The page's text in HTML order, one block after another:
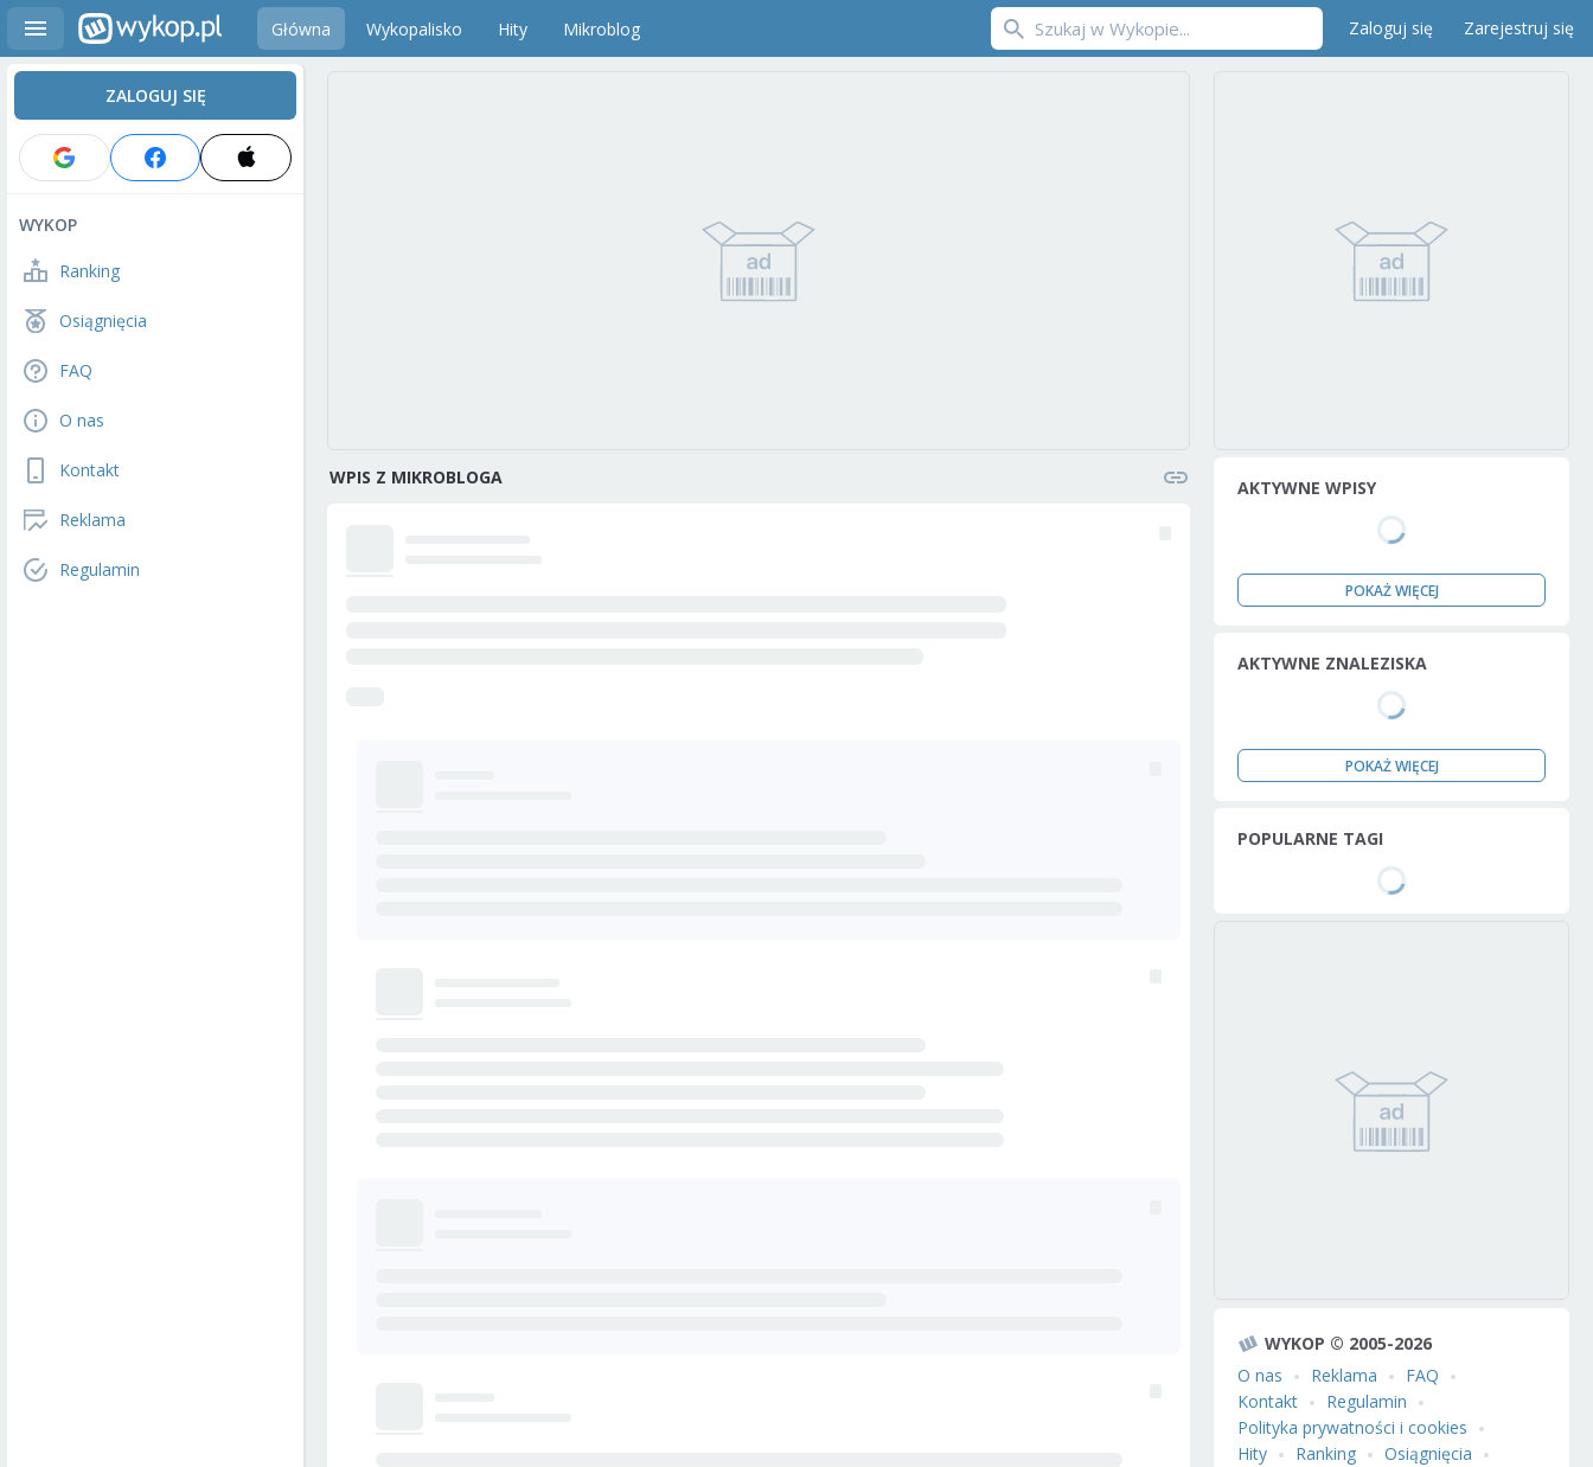
Główna Wykopalisko Hity Mikroblog Zaloguj się Zarejestruj się
ZALOGUJ SIĘ
WYKOP
Ranking
Osiągnięcia
FAQ
O nas
Kontakt
Reklama
Regulamin
WPIS Z MIKROBLOGA AKTYWNE WPISY
POKAŻ WIĘCEJ
AKTYWNE ZNALEZISKA
POKAŻ WIĘCEJ
POPULARNE TAGI
WYKOP © 2005-2026
O nas
Reklama
FAQ
Kontakt
Regulamin
Polityka prywatności i cookies
Hity
Ranking
Osiągnięcia